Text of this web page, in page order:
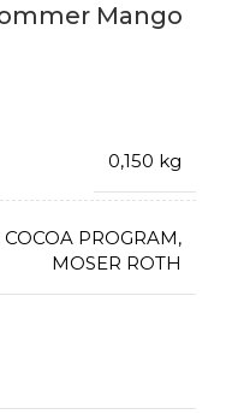
Mango
0,150 kg
PROGRAM,
MOSER ROTH